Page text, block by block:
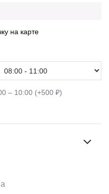
на карте
– 10:00 (+500 ₽)